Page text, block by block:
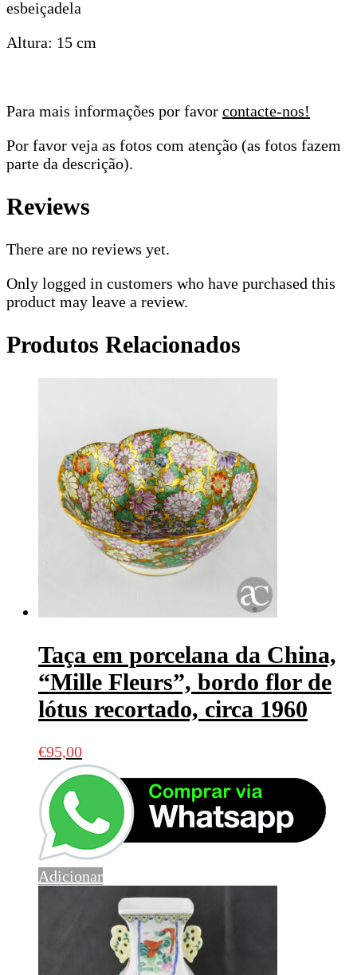
esbeiçadela
Altura: 15 cm
Para mais informações por favor contacte-nos!
Por favor veja as fotos com atenção (as fotos fazem
parte da descrição).
Reviews
There are no reviews yet.
Only logged in customers who have purchased this
product may leave a review.
Produtos Relacionados
Taça em porcelana da China,
“Mille Fleurs”, bordo flor de
lótus recortado, circa 1960
€95,00
Adicionar